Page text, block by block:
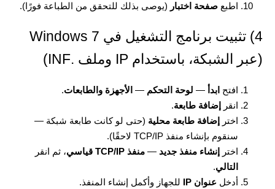
اطبع صفحة اختبار (يوصى بذلك للتحقق من الطباعة فورًا).
4) تثبيت برنامج التشغيل في Windows 7
(عبر الشبكة، باستخدام IP وملف .INF)
افتح ابدأ — لوحة التحكم — الأجهزة والطابعات.
انقر
إضافة طابعة.
اختر
إضافة طابعة محلية (حتى لو كانت طابعة شبكة —
سنقوم بإنشاء منفذ TCP/IP لاحقًا).
اختر
إنشاء منفذ جديد — منفذ TCP/IP قياسي
، ثم انقر
التالي.
أدخل عنوان IP
للجهاز وأكمل إنشاء المنفذ.